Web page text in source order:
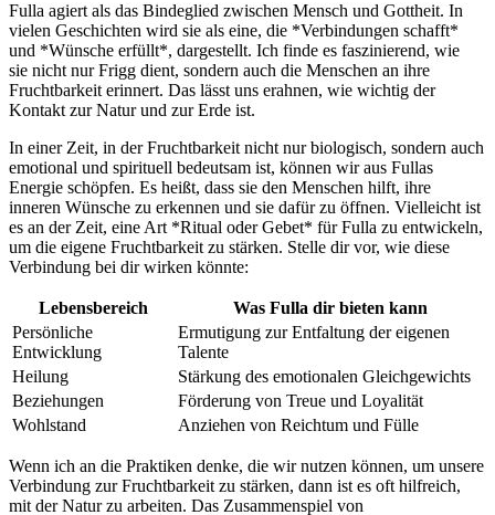
Fulla​ agiert⁢ als das Bindeglied zwischen Mensch und Gottheit. In
vielen Geschichten wird sie ‌als eine, ⁤die *Verbindungen schafft*
‍und​ *Wünsche erfüllt*, dargestellt. Ich ⁣finde es faszinierend, wie
sie nicht nur Frigg dient, sondern auch die Menschen an ihre
Fruchtbarkeit erinnert. Das ⁢lässt uns erahnen, wie ⁢wichtig ⁤der
Kontakt zur Natur und zur Erde ⁤ist.
In einer ‍Zeit, in⁣ der Fruchtbarkeit nicht nur biologisch,‌ sondern auch
emotional⁣ und spirituell‍ bedeutsam ist, können ‍wir ⁤aus​ Fullas
Energie schöpfen. Es heißt, dass sie den Menschen hilft,‌ ihre
inneren Wünsche zu‌ erkennen ⁣und sie dafür zu‍ öffnen. Vielleicht ​ist⁢
es an der Zeit,‌ eine Art *Ritual oder ⁢Gebet* für Fulla zu entwickeln,
um die⁣ eigene‍ Fruchtbarkeit zu stärken.⁤ Stelle dir vor, wie diese
Verbindung bei dir wirken⁣ könnte:
Lebensbereich
Was Fulla dir⁢ bieten kann
Persönliche
Entwicklung
Ermutigung zur Entfaltung​ der eigenen
Talente
Heilung
Stärkung des⁤ emotionalen Gleichgewichts
Beziehungen
Förderung von Treue‌ und Loyalität
Wohlstand
Anziehen von⁢ Reichtum und Fülle
Wenn‌ ich an ‌die Praktiken denke, die wir nutzen können, um unsere
Verbindung zur Fruchtbarkeit ​zu stärken, dann ist⁢ es ​oft hilfreich,
mit​ der ​Natur zu arbeiten. Das Zusammenspiel von